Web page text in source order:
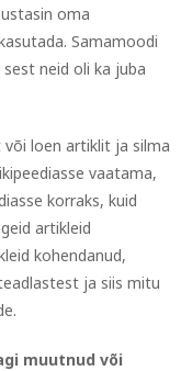
oma
Samamoodi
neid oli ka juba
loen artiklit ja silma
vaatama,
korraks, kuid
artikleid
kohendanud,
ja siis mitu
muutnud või